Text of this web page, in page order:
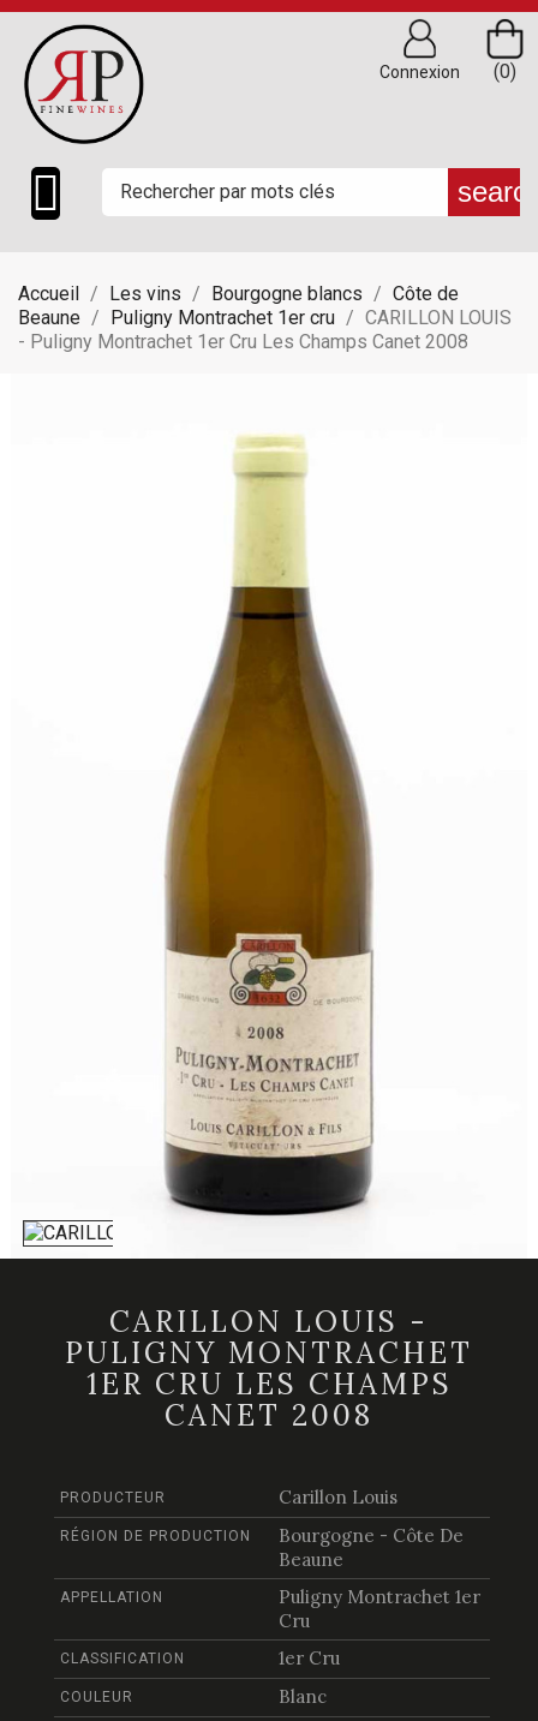

(0)
Connexion
Accueil Les vins Bourgogne blancs
Côte de
Beaune
Puligny Montrachet 1er cru
CARILLON LOUIS
- Puligny Montrachet 1er Cru Les Champs Canet 2008
CARILLON LOUIS -
PULIGNY MONTRACHET
1ER CRU LES CHAMPS
CANET 2008
PRODUCTEUR Carillon Louis
RÉGION DE PRODUCTION
Bourgogne - Côte De
Beaune
APPELLATION
Puligny Montrachet 1er
Cru
CLASSIFICATION 1er Cru
COULEUR Blanc